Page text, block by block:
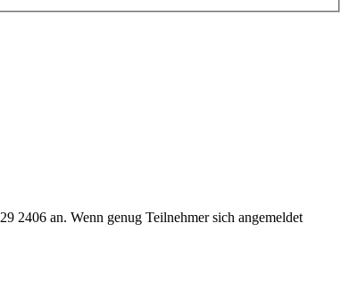
2406 an. Wenn genug Teilnehmer sich angemeldet